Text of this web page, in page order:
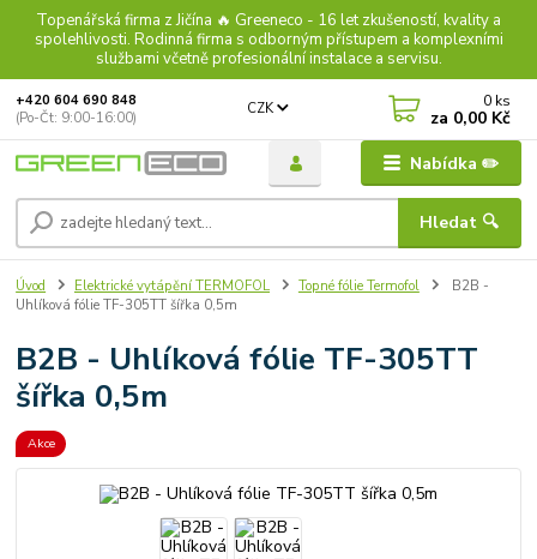
Topenářská firma z Jičína 🔥 Greeneco - 16 let zkušeností, kvality a
spolehlivosti. Rodinná firma s odborným přístupem a komplexními
službami včetně profesionální instalace a servisu.
Nabídka ✏️
CZK
Hledat 🔍
+420 604 690 848
(Po-Čt: 9:00-16:00)
0 ks
za 0,00 Kč
Úvod Elektrické vytápění TERMOFOL Topné fólie Termofol
B2B -
Uhlíková fólie TF-305TT šířka 0,5m
B2B - Uhlíková fólie TF-305TT
šířka 0,5m
Akce